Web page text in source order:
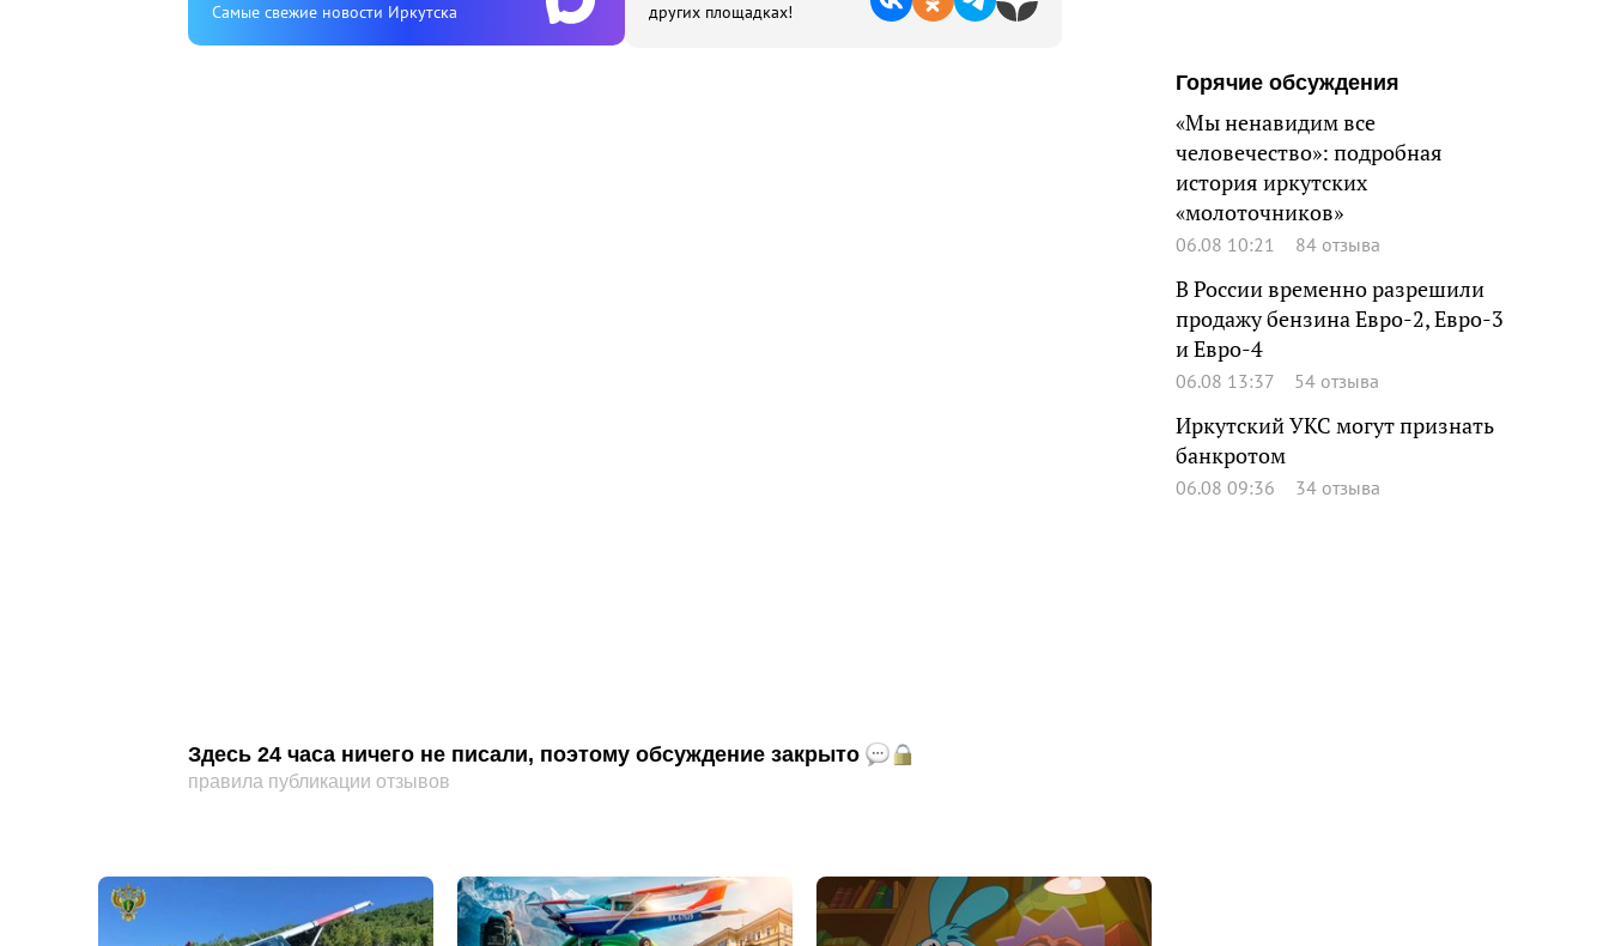
Cамые свежие новости Иркутска
других площадках!
Здесь 24 часа ничего не писали, поэтому обсуждение закрыто
правила публикации отзывов
Горячие обсуждения
«Мы ненавидим все
человечество»: подробная
история иркутских
«молоточников»
06.08 10:21 84 отзыва
В России временно разрешили
продажу бензина Евро-2, Евро-3
и Евро-4
06.08 13:37 54 отзыва
Иркутский УКС могут признать
банкротом
06.08 09:36 34 отзыва